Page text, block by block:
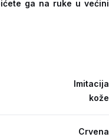
ga na ruke u većini
Imitacija
kože
Crvena